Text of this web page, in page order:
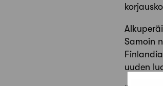
Samoin
uuden